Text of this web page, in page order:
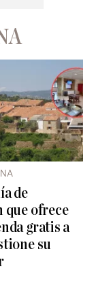
de
que ofrece
gratis a
su